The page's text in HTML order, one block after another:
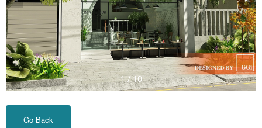
1/10
Go Back